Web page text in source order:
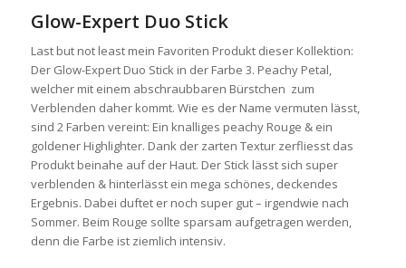
Glow-Expert Duo Stick
Last but not least mein Favoriten Produkt dieser Kollektion:
Der Glow-Expert Duo Stick in der Farbe 3. Peachy Petal,
welcher mit einem abschraubbaren Bürstchen zum
Verblenden daher kommt. Wie es der Name vermuten lässt,
sind 2 Farben vereint: Ein knalliges peachy Rouge & ein
goldener Highlighter. Dank der zarten Textur zerfliesst das
Produkt beinahe auf der Haut. Der Stick lässt sich super
verblenden & hinterlässt ein mega schönes, deckendes
Ergebnis. Dabei duftet er noch super gut – irgendwie nach
Sommer. Beim Rouge sollte sparsam aufgetragen werden,
denn die Farbe ist ziemlich intensiv.